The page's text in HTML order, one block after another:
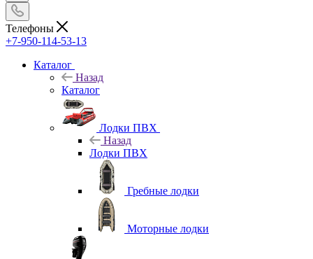
Телефоны
+7-950-114-53-13
Каталог
Назад
Каталог
Лодки ПВХ
Назад
Лодки ПВХ
Гребные лодки
Моторные лодки